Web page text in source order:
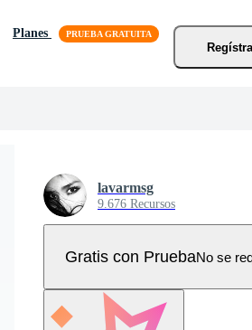
Planes
lavarmsg
9.676 Recursos
Gratis con PruebaNo se